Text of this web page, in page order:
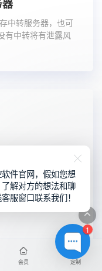
器
中转服务器，也可
有中转将有泄露风
踪
端用户手机设备的
持可视化实时追踪
会员 定制
1
件官网，假如您想
解对方的想法和聊
服窗口联系我们！